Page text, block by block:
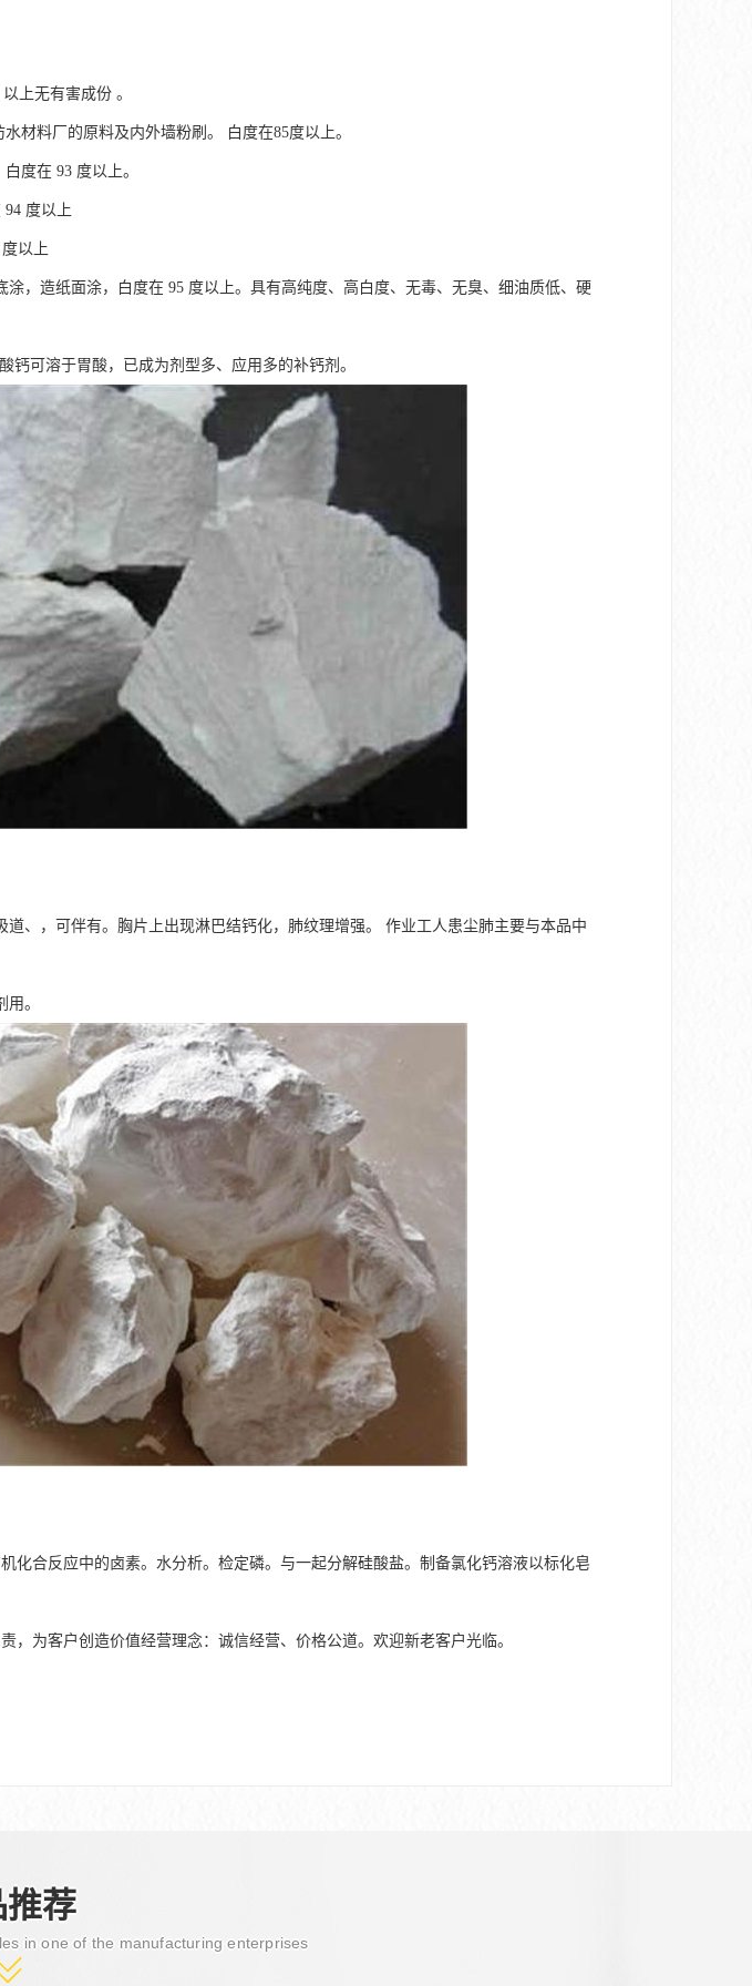
上无有害成份 。
材料厂的原料及内外墙粉刷。 白度在85度以上。
度在 93 度以上。
94 度以上
以上
涂，造纸面涂，白度在 95 度以上。具有高纯度、高白度、无毒、无臭、细油质低、硬
钙可溶于胃酸，已成为剂型多、应用多的补钙剂。
、，可伴有。胸片上出现淋巴结钙化，肺纹理增强。 作业工人患尘肺主要与本品中
。
化合反应中的卤素。水分析。检定磷。与一起分解硅酸盐。制备氯化钙溶液以标化皂
，为客户创造价值经营理念：诚信经营、价格公道。欢迎新老客户光临。
荐
in one of the manufacturing enterprises